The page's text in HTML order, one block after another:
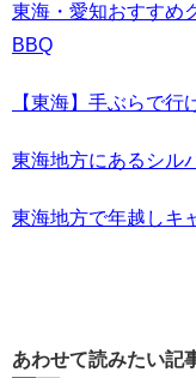
東海・愛知おすすめ
BBQ
【東海】手ぶらで
東海地方にあるシル
東海地方で年越しキ
あわせて読みたい記